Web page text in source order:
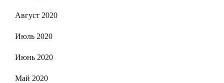
Август 2020
Июль 2020
Июнь 2020
Май 2020